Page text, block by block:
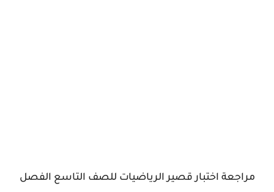
مراجعة اختبار قصير الرياضيات للصف التاسع الفصل